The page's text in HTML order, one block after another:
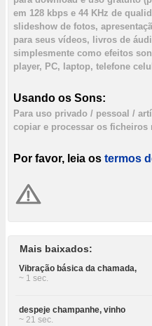
em 128 kbps e 44 KHz de
slideshow de fotos,
para seus vídeos, livros de
simplesmente como efeitos
player, PC, laptop, telefone
Usando os Sons:
Para uso privado / pessoal /
copiar e processar os ficheiros
Por favor, leia os termos
Mais baixados:
Vibração básica da chamada,
~ 1 sec.
despeje champanhe, vinho
~ 21 sec.